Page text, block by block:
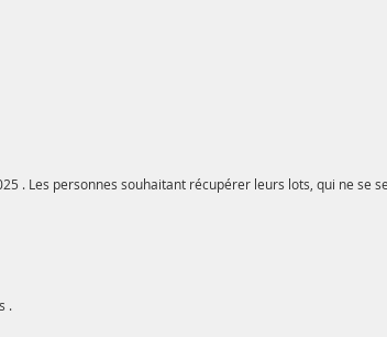
. Les personnes souhaitant récupérer leurs lots, qui ne se
.